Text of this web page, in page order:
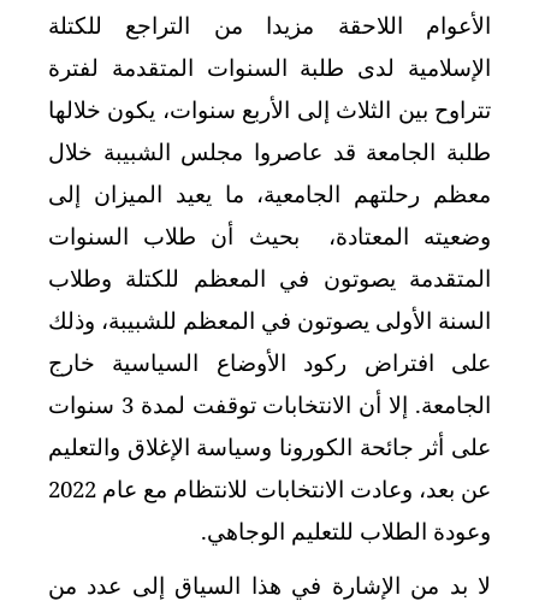
الأعوام اللاحقة مزيدا من التراجع للكتلة
الإسلامية لدى طلبة السنوات المتقدمة لفترة
تتراوح بين الثلاث إلى الأربع سنوات، يكون خلالها
طلبة الجامعة قد عاصروا مجلس الشبيبة خلال
معظم رحلتهم الجامعية، ما يعيد الميزان إلى
وضعيته المعتادة، بحيث أن طلاب السنوات
المتقدمة يصوتون في المعظم للكتلة وطلاب
السنة الأولى يصوتون في المعظم للشبيبة، وذلك
على افتراض ركود الأوضاع السياسية خارج
الجامعة. إلا أن الانتخابات توقفت لمدة 3 سنوات
على أثر جائحة الكورونا وسياسة الإغلاق والتعليم
عن بعد، وعادت الانتخابات للانتظام مع عام 2022
وعودة الطلاب للتعليم الوجاهي.
لا بد من الإشارة في هذا السياق إلى عدد من